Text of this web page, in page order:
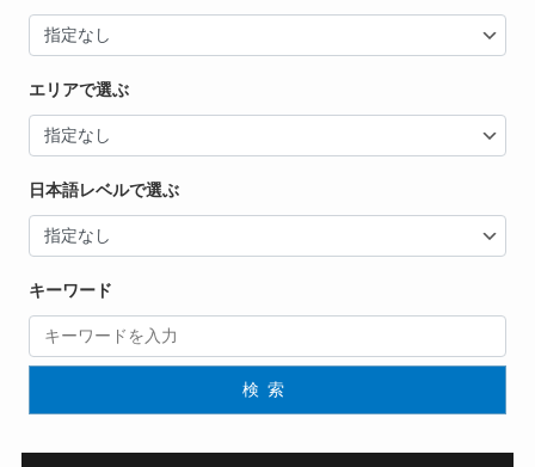
エリアで選ぶ
日本語レベルで選ぶ
キーワード
検索